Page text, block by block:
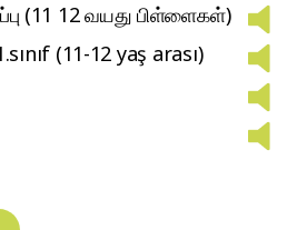
(11 12 வயது பிள்ளைகள்)
(11-12 yaş arası)